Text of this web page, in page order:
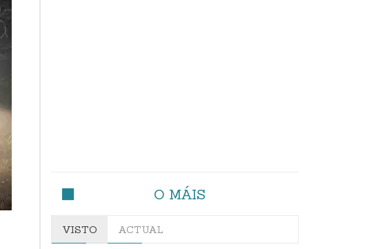
O MÁIS
VISTO ACTUAL